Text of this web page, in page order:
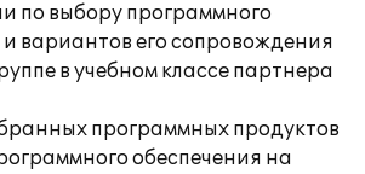
по выбору программного
вариантов его сопровождения
в учебном классе партнера
программных продуктов
обеспечения на